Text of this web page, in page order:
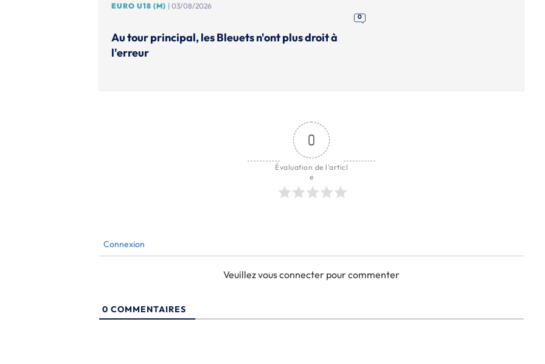
EURO U18 (M) | 03/08/2026
0
Au tour principal, les Bleuets n'ont plus droit à
l'erreur
0
Évaluation de l'articl
e
Connexion
Veuillez vous connecter pour commenter
0 COMMENTAIRES